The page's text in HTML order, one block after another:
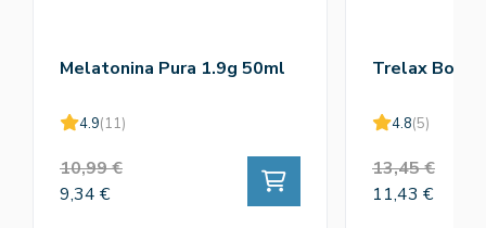
Melatonina Pura 1.9g 50ml
4.9(11)
10,99 €
9,34 €
Trelax Bote
4.8(5)
13,45 €
11,43 €